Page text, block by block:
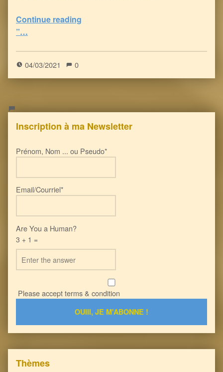
Continue reading
”…
04/03/2021 0
Inscription à ma Newsletter
Prénom, Nom ... ou Pseudo*
Email/Courriel*
Are You a Human?
3 + 1 =
Please accept terms & condition
Thèmes